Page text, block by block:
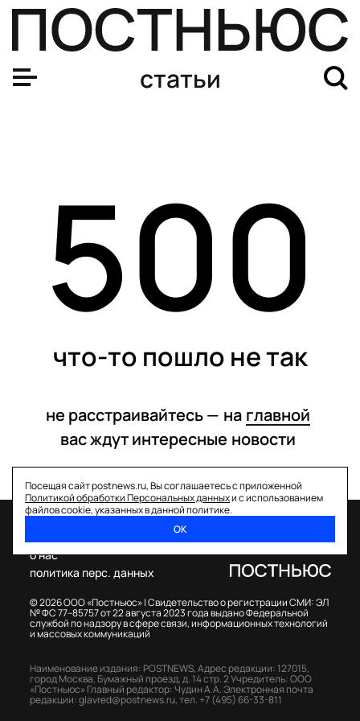
статьи
500
что-то пошло не так
не расстраивайтесь — на главной
вас ждут интересные новости
Посещая сайт postnews.ru, Вы соглашаетесь с приложенной
Политикой обработки Персональных данныхи с использованием
файлов cookie, указанных в данной политике.
ОК
© 2026 ООО «Постньюс» |Свидетельство о регистрации СМИ: ЭЛ
№ ФС 77–85757 от 22 августа 2023 года выдано Федеральной
службой по надзору в сфере связи, информационных технологий
и массовых коммуникаций
о нас
политика перс. данных
Наименование издания: POSTNEWS,Адрес редакции: 127015,
город Москва, Бумажный проезд, д. 14 стр. 2Учредитель: ООО
«Постньюс» Главный редактор: Чудин А.А.Электронная почта
редакции:glavred@postnews.ru,тел. +7 (495) 66-33-811